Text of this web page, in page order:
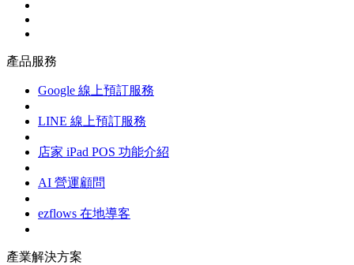
產品服務
Google 線上預訂服務
LINE 線上預訂服務
店家 iPad POS 功能介紹
AI 營運顧問
ezflows 在地導客
產業解決方案